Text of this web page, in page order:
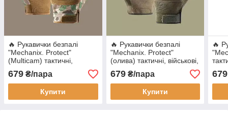
🔥 Рукавички безпалі
"Mechanix. Protect"
(Multicam) тактичні,
військові, штурмові, нгу
зсу, мультикам
679 ₴/пара
Купити
🔥 Рукавички безпалі
"Mechanix. Protect"
(олива) тактичні, військові,
штурмові, нгу зсу
679₴/пара
Купити
🔥
679